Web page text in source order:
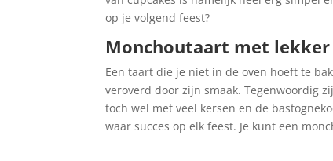
op je volgend feest?
Monchoutaart met lekker
Een taart die je niet in de oven hoeft te
veroverd door zijn smaak. Tegenwoordig
toch wel met veel kersen en de
waar succes op elk feest. Je kunt een